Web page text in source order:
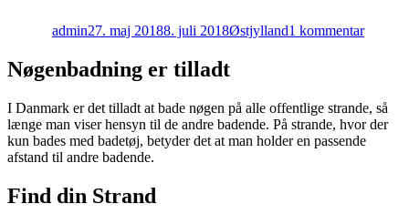
admin27. maj 20188. juli 2018Østjylland1 kommentar–
Nøgenbadning er tilladt
I Danmark er det tilladt at bade nøgen på alle offentlige strande, så
længe man viser hensyn til de andre badende. På strande, hvor der
kun bades med badetøj, betyder det at man holder en passende
afstand til andre badende.
Find din Strand